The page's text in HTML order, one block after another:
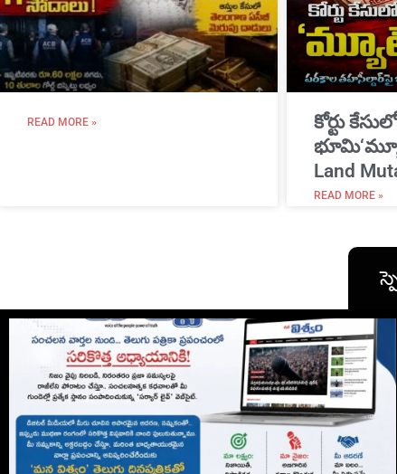
READ MORE »
​కోర్టు
Land
READ MORE »